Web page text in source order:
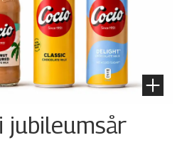
jubileumsår